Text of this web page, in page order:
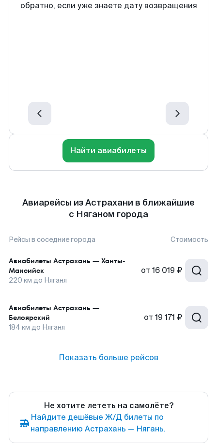
обратно, если уже знаете дату возвращения
Найти авиабилеты
Авиарейсы из Астрахани в ближайшие
с Няганом города
Рейсы в соседние города Стоимость
Авиабилеты Астрахань — Ханты-
Мансийск
220 км до Няганя
от 16 019 ₽
Авиабилеты Астрахань —
Белоярский
184 км до Няганя
от 19 171 ₽
Показать больше рейсов
Не хотите лететь на самолёте?
Найдите дешёвые Ж/Д билеты по
направлению Астрахань — Нягань.